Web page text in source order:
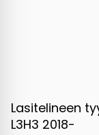
Lasitelineen
L3H3 2018-